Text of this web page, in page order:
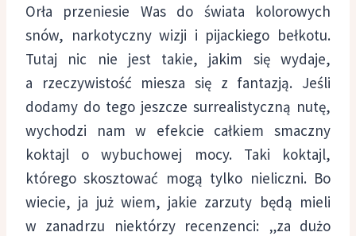
Orła przeniesie Was do świata kolorowych
snów, narkotyczny wizji i pijackiego bełkotu.
Tutaj nic nie jest takie, jakim się wydaje,
a rzeczywistość miesza się z fantazją. Jeśli
dodamy do tego jeszcze surrealistyczną nutę,
wychodzi nam w efekcie całkiem smaczny
koktajl o wybuchowej mocy. Taki koktajl,
którego skosztować mogą tylko nieliczni. Bo
wiecie, ja już wiem, jakie zarzuty będą mieli
w zanadrzu niektórzy recenzenci: „za dużo